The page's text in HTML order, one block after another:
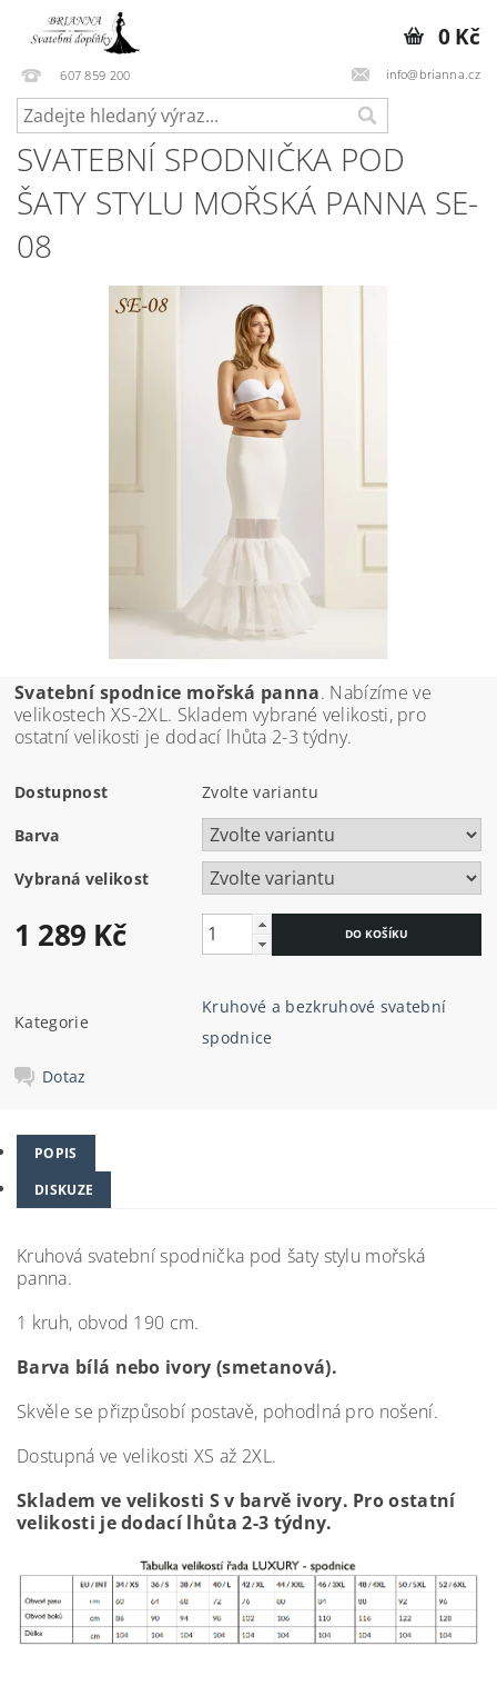
607 859 200 info@brianna.cz
0 Kč
SVATEBNÍ SPODNIČKA POD
ŠATY STYLU MOŘSKÁ PANNA SE-
08
Svatební spodnice mořská panna. Nabízíme ve
velikostech XS-2XL. Skladem vybrané velikosti, pro
ostatní velikosti je dodací lhůta 2-3 týdny.
Dostupnost Zvolte variantu
Barva
Vybraná velikost
1 289 Kč
Kategorie
Kruhové a bezkruhové svatební
spodnice
Dotaz
POPIS
DISKUZE
Kruhová svatební spodnička pod šaty stylu mořská
panna.
1 kruh, obvod 190 cm.
Barva bílá nebo ivory (smetanová).
Skvěle se přizpůsobí postavě, pohodlná pro nošení.
Dostupná ve velikosti XS až 2XL.
Skladem ve velikosti S v barvě ivory. Pro ostatní
velikosti je dodací lhůta 2-3 týdny.